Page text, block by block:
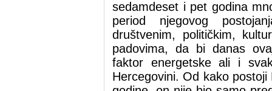
sedamdeset i pet godina
period njegovog
društvenim, političkim,
padovima, da bi danas
faktor energetske ali i
Hercegovini. Od kako